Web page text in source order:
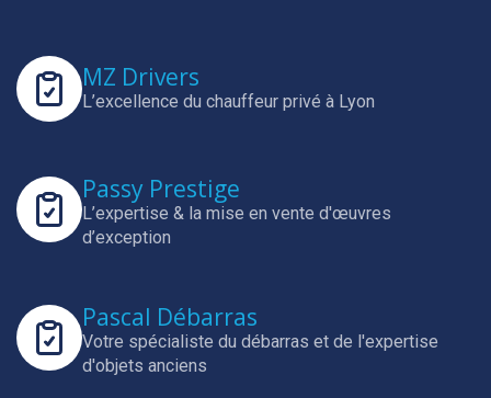
MZ Drivers
L’excellence du chauffeur privé à Lyon
Passy Prestige
L’expertise & la mise en vente d'œuvres
d’exception
Pascal Débarras
Votre spécialiste du débarras et de l'expertise
d'objets anciens